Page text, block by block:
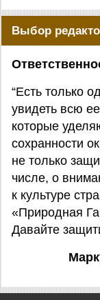
Выбор
“Есть только
увидеть всю
которые
сохранности
не только
числе, о
к культуре
«Природная
Давайте